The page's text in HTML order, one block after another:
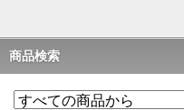
商品検索